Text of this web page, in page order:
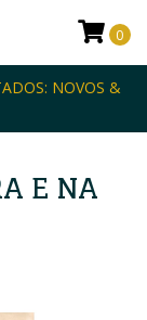
NOVOS &
0
E NA